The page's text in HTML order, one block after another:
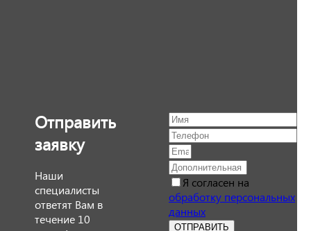
Отправить
заявку
Наши
специалисты
ответят Вам в
течение 10
Я согласен на
обработку персональных
данных
ОТПРАВИТЬ